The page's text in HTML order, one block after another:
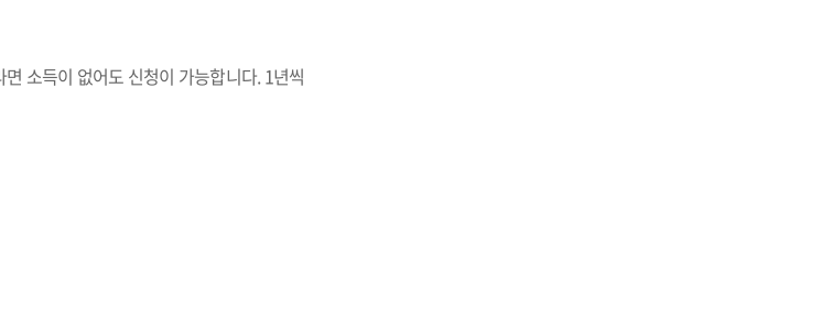
소득이 없어도 신청이 가능합니다. 1년씩